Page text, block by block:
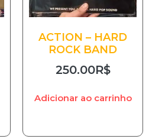
ACTION – HARD
ROCK BAND
250.00R$
Adicionar ao carrinho